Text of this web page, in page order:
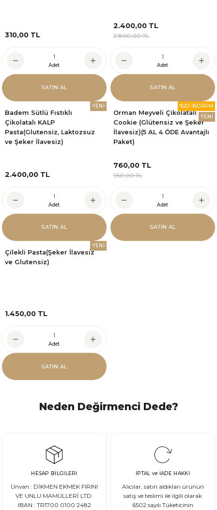
310,00 TL
Adet
SATIN AL
2.400,00 TL
2.800,00 TL
Adet
SATIN AL
YENİ
Badem Sütlü Fıstıklı
Çikolatalı KALP
Pasta(Glutensiz, Laktozsuz
ve Şeker İlavesiz)
2.400,00 TL
Adet
SATIN AL
%20 İNDİRİM
YENİ
Orman Meyveli Çikolatalı
Cookie (Glütensiz ve Şeker
İlavesiz)(5 AL 4 ÖDE Avantajlı
Paket)
760,00 TL
950,00 TL
Adet
SATIN AL
YENİ
Çilekli Pasta(Şeker İlavesiz
ve Glutensiz)
1.450,00 TL
Adet
SATIN AL
Neden Değirmenci Dede?
HESAP BİLGİLERİ
Ünvan : DİKMEN EKMEK FIRINI
VE UNLU MAMÜLLERİ LTD.
IBAN : TR1700 0100 2482
İPTAL ve İADE HAKKI
Alıcılar, satın aldıkları ürünün
satış ve teslimi ile ilgili olarak
6502 sayılı Tüketicinin